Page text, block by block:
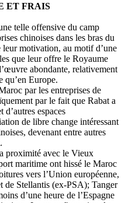
ET FRAIS
telle offensive du camp
chinoises dans les bras du
motivation, au motif d’une
que leur offre le Royaume
abondante, relativement
qu’en Europe.
par les entreprises de
par le fait que Rabat a
espaces
de libre change intéressant
devenant entre autres
proximité avec le Vieux
maritime ont hissé le Maroc
vers l’Union européenne,
de Stellantis (ex-PSA); Tanger
d’une heure de l’Espagne